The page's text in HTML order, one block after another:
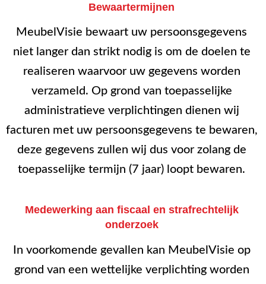
Bewaartermijnen
MeubelVisie bewaart uw persoonsgegevens
niet langer dan strikt nodig is om de doelen te
realiseren waarvoor uw gegevens worden
verzameld. Op grond van toepasselijke
administratieve verplichtingen dienen wij
facturen met uw persoonsgegevens te bewaren,
deze gegevens zullen wij dus voor zolang de
toepasselijke termijn (7 jaar) loopt bewaren.
Medewerking aan fiscaal en strafrechtelijk
onderzoek
In voorkomende gevallen kan MeubelVisie op
grond van een wettelijke verplichting worden